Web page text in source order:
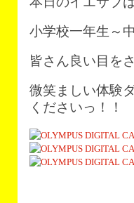
小学校一年生～
皆さん良い目を
微笑ましい体験
くださいっ！！